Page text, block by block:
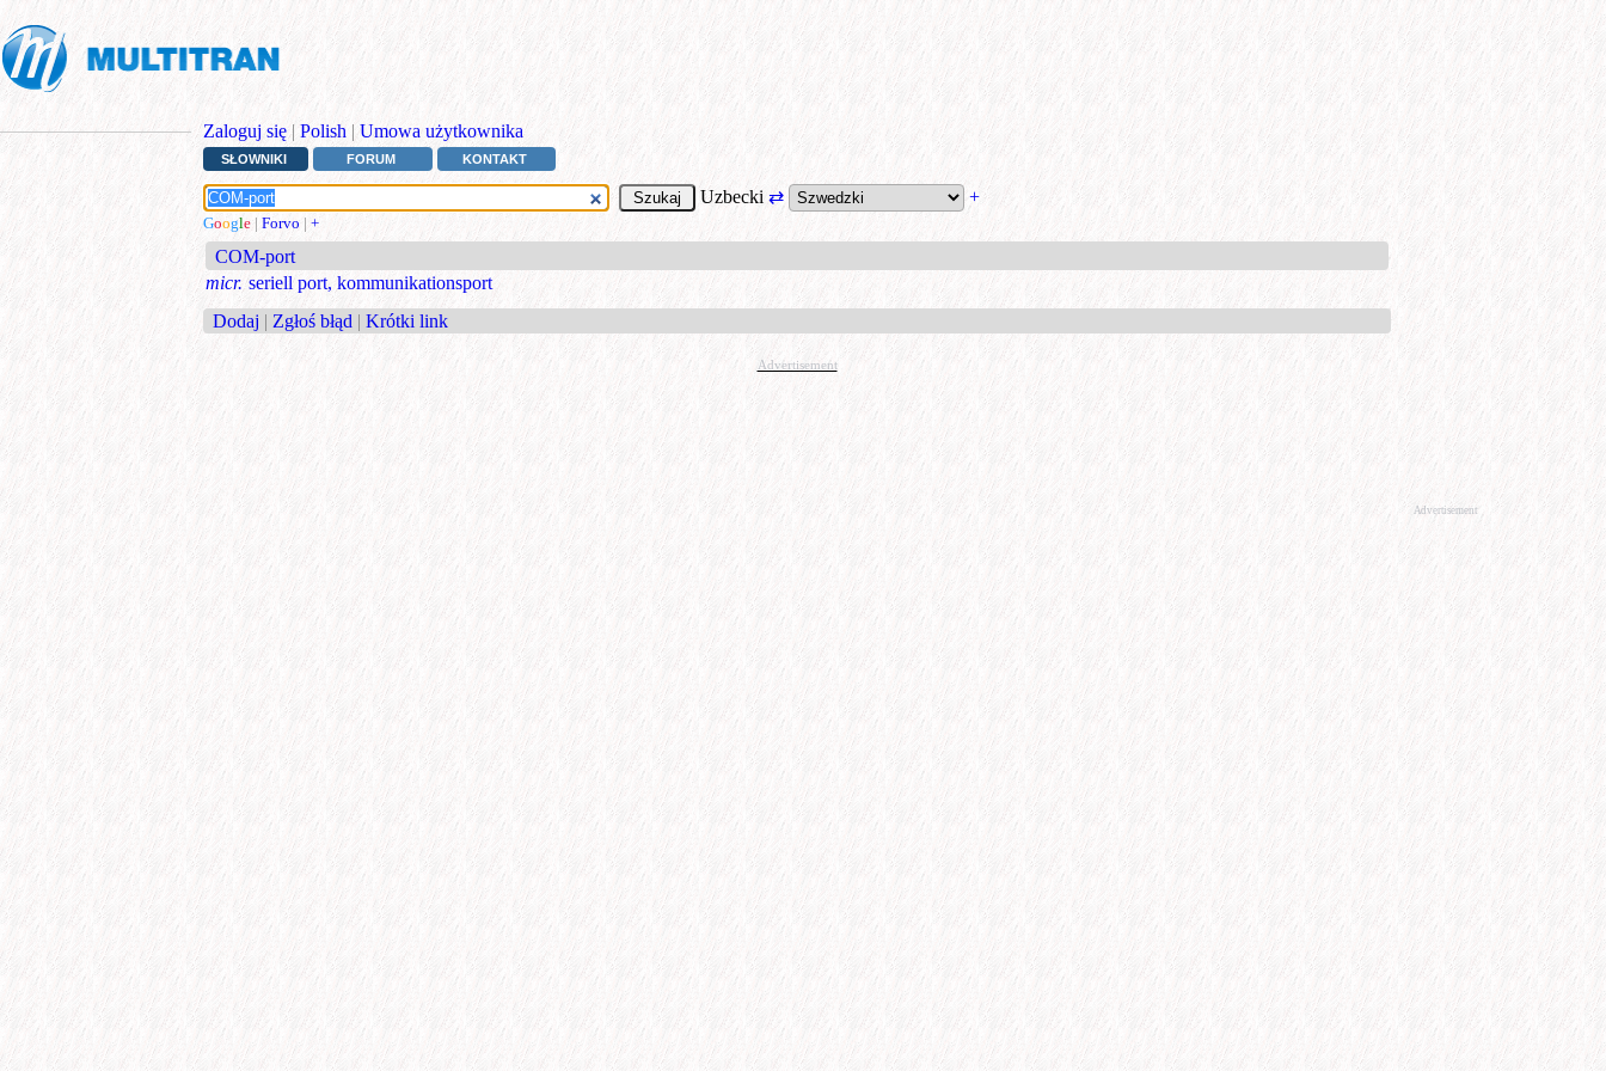
Zaloguj się | Polish | Umowa użytkownika
SŁOWNIKI FORUM KONTAKT
Uzbecki ⇄ +
Google | Forvo | +
COM-port
micr. seriell port, kommunikationsport
Dodaj | Zgłoś błąd | Krótki link
Advertisement
Advertisement